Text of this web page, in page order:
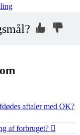
ikke?
Kontakt os, så
dig
aftaler med OK?
af forbruget?